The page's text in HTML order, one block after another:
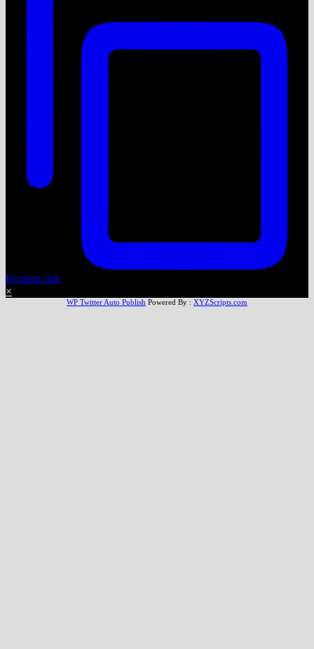
Kopieer link
×
WP Twitter Auto Publish Powered By : XYZScripts.com